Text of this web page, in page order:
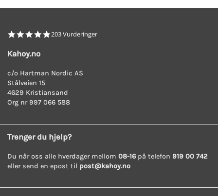
4.8
203 Vurderinger
Kahoy.no
c/o Hartman Nordic AS
Stålveien 15
4629 Kristiansand
Org nr 997 066 588
Trenger du hjelp?
Du når oss alle hverdager mellom 08-16på telefon 919 00 742
eller send en epost til post@kahoy.no